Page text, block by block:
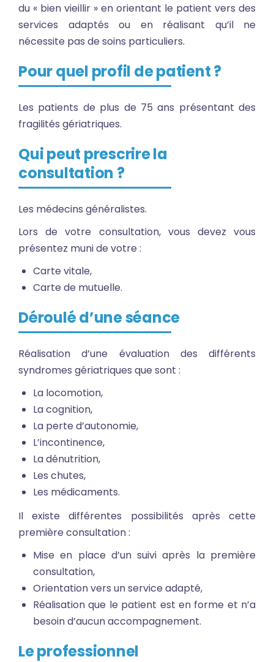
du « bien vieillir » en orientant le patient vers des
services adaptés ou en réalisant qu’il ne
nécessite pas de soins particuliers.
Pour quel profil de patient ?
Les patients de plus de 75 ans présentant des
fragilités gériatriques.
Qui peut prescrire la
consultation ?
Les médecins généralistes.
Lors de votre consultation, vous devez vous
présentez muni de votre :
Carte vitale,
Carte de mutuelle.
Déroulé d’une séance
Réalisation d’une évaluation des différents
syndromes gériatriques que sont :
La locomotion,
La cognition,
La perte d’autonomie,
L’incontinence,
La dénutrition,
Les chutes,
Les médicaments.
Il existe différentes possibilités après cette
première consultation :
Mise en place d’un suivi après la première
consultation,
Orientation vers un service adapté,
Réalisation que le patient est en forme et n’a
besoin d’aucun accompagnement.
Le professionnel